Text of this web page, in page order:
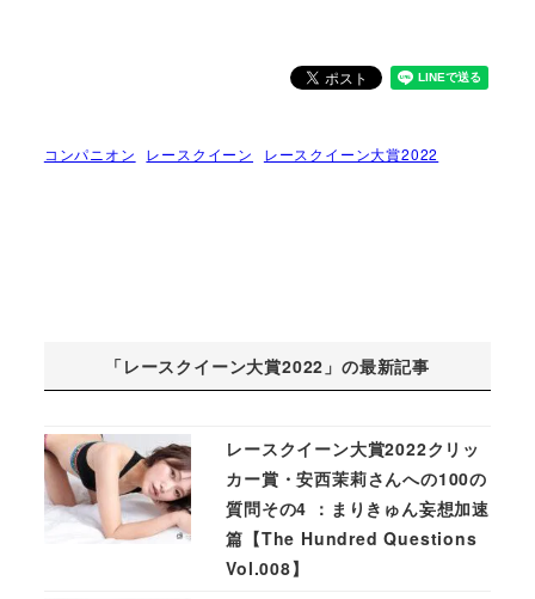
コンパニオン レースクイーン レースクイーン大賞2022
「レースクイーン大賞2022」の最新記事
レースクイーン大賞2022クリッ
カー賞・安西茉莉さんへの100の
質問その4 ：まりきゅん妄想加速
篇【The Hundred Questions
Vol.008】